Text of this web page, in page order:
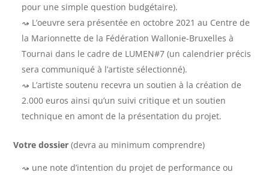
pour une simple question budgétaire).
L’oeuvre sera présentée en octobre 2021 au Centre de
la Marionnette de la Fédération Wallonie-Bruxelles à
Tournai dans le cadre de LUMEN#7 (un calendrier précis
sera communiqué à l’artiste sélectionné).
L’artiste soutenu recevra un soutien à la création de
2.000 euros ainsi qu’un suivi critique et un soutien
technique en amont de la présentation du projet.
Votre dossier (devra au minimum comprendre)
une note d’intention du projet de performance ou